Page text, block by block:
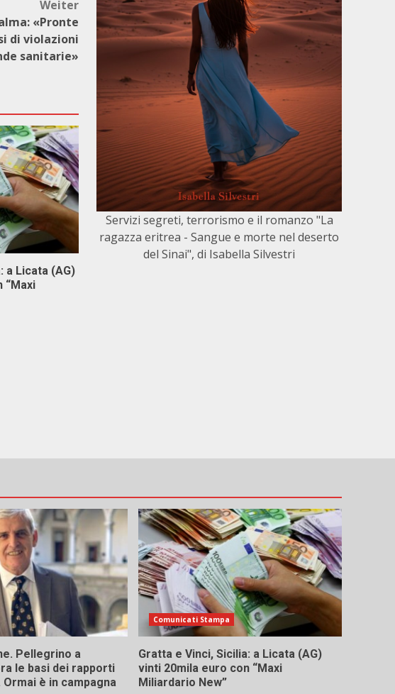
Weiter
«Pronte
di violazioni
sanitarie»
a Licata (AG)
“Maxi
Servizi segreti, terrorismo e il romanzo "La
ragazza eritrea - Sangue e morte nel deserto
del Sinai", di Isabella Silvestri
Pellegrino a
le basi dei rapporti
è in campagna
Comunicati Stampa
Gratta e Vinci, Sicilia: a Licata (AG)
vinti 20mila euro con “Maxi
Miliardario New”